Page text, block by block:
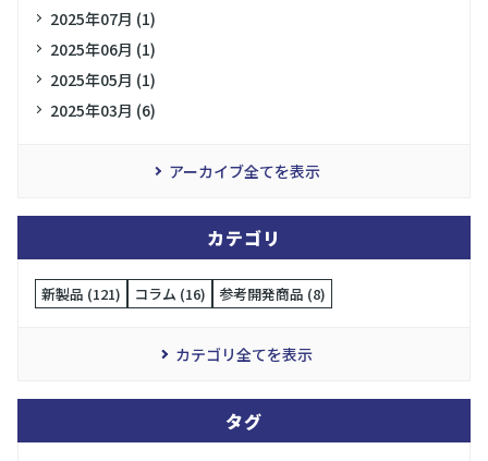
2025年07月 (1)
2025年06月 (1)
2025年05月 (1)
2025年03月 (6)
アーカイブ全てを表示
カテゴリ
新製品 (121) コラム (16) 参考開発商品 (8)
カテゴリ全てを表示
タグ